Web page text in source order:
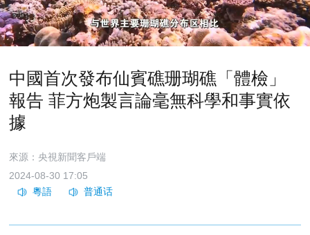
中國首次發布仙賓礁珊瑚礁「體檢」
報告 菲方炮製言論毫無科學和事實依
據
來源：央視新聞客戶端
2024-08-30 17:05